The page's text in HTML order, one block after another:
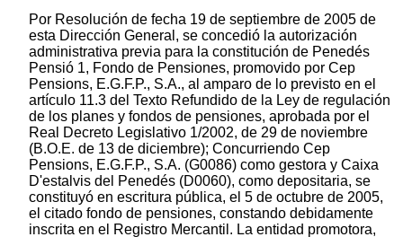
Por Resolución de fecha 19 de septiembre de 2005 de
esta Dirección General, se concedió la autorización
administrativa previa para la constitución de Penedés
Pensió 1, Fondo de Pensiones, promovido por Cep
Pensions, E.G.F.P., S.A., al amparo de lo previsto en el
artículo 11.3 del Texto Refundido de la Ley de regulación
de los planes y fondos de pensiones, aprobada por el
Real Decreto Legislativo 1/2002, de 29 de noviembre
(B.O.E. de 13 de diciembre); Concurriendo Cep
Pensions, E.G.F.P., S.A. (G0086) como gestora y Caixa
D'estalvis del Penedés (D0060), como depositaria, se
constituyó en escritura pública, el 5 de octubre de 2005,
el citado fondo de pensiones, constando debidamente
inscrita en el Registro Mercantil. La entidad promotora,